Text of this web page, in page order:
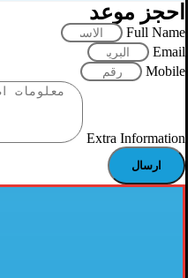
احجز موعد
Full Name
Email
Mobile
Extra Information
ارسال